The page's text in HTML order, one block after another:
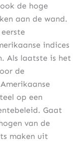
de hoge
aan de wand.
indices
Als laatste is het
de
op een
Gaat
van de
maken uit